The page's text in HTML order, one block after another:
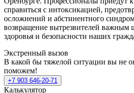
справиться с интоксикацией,
осложнений и абстинентного
возвращение вытрезвителей
здоровья и безопасности наших
Экстренный вызов
В какой бы тяжелой ситуации вы не
поможем!
+7 903 646-20-71
Калькулятор